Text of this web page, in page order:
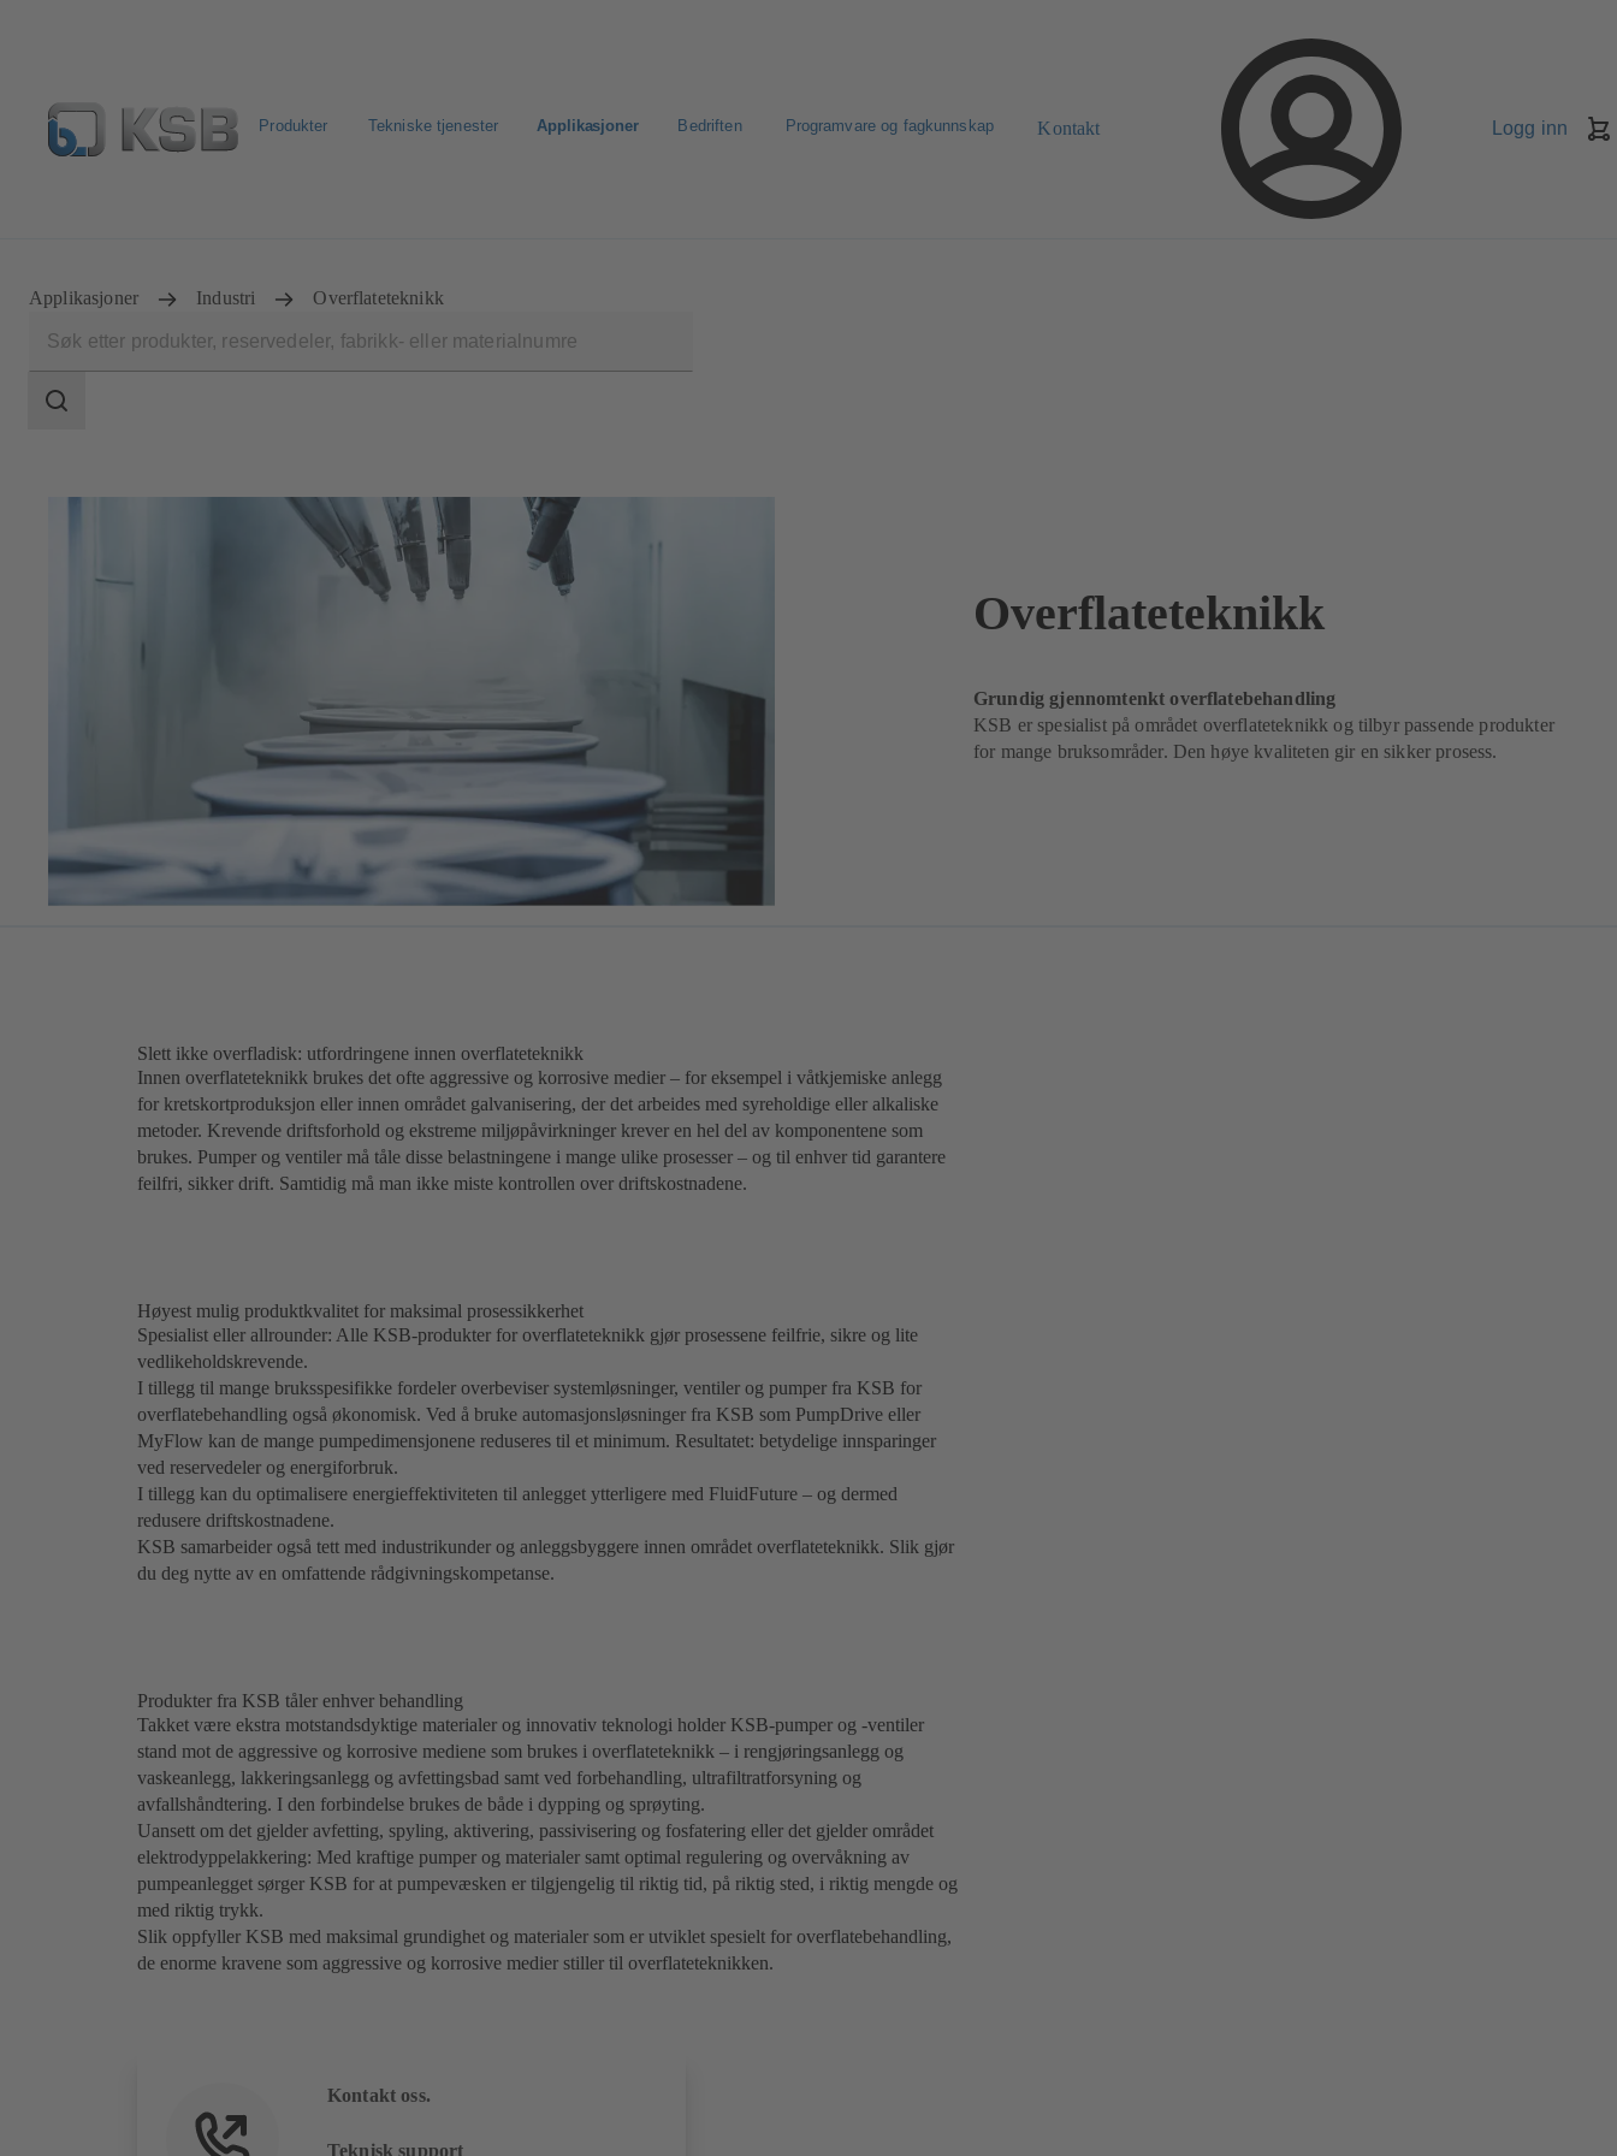
Produkter Tekniske tjenester Applikasjoner Bedriften Programvare og fagkunnskap Kontakt Logg inn
Applikasjoner Industri Overflateteknikk
Søkeområde
Overflateteknikk
Grundig gjennomtenkt overflatebehandling
KSB er spesialist på området overflateteknikk og tilbyr passende produkter
for mange bruksområder. Den høye kvaliteten gir en sikker prosess.
Slett ikke overfladisk: utfordringene innen overflateteknikk
Innen overflateteknikk brukes det ofte aggressive og korrosive medier – for eksempel i våtkjemiske anlegg
for kretskortproduksjon eller innen området galvanisering, der det arbeides med syreholdige eller alkaliske
metoder. Krevende driftsforhold og ekstreme miljøpåvirkninger krever en hel del av komponentene som
brukes. Pumper og ventiler må tåle disse belastningene i mange ulike prosesser – og til enhver tid garantere
feilfri, sikker drift. Samtidig må man ikke miste kontrollen over driftskostnadene.
Høyest mulig produktkvalitet for maksimal prosessikkerhet
Spesialist eller allrounder: Alle KSB-produkter for overflateteknikk gjør prosessene feilfrie, sikre og lite
vedlikeholdskrevende.
I tillegg til mange bruksspesifikke fordeler overbeviser systemløsninger, ventiler og pumper fra KSB for
overflatebehandling også økonomisk. Ved å bruke automasjonsløsninger fra KSB som PumpDrive eller
MyFlow kan de mange pumpedimensjonene reduseres til et minimum. Resultatet: betydelige innsparinger
ved reservedeler og energiforbruk.
I tillegg kan du optimalisere energieffektiviteten til anlegget ytterligere med FluidFuture – og dermed
redusere driftskostnadene.
KSB samarbeider også tett med industrikunder og anleggsbyggere innen området overflateteknikk. Slik gjør
du deg nytte av en omfattende rådgivningskompetanse.
Produkter fra KSB tåler enhver behandling
Takket være ekstra motstandsdyktige materialer og innovativ teknologi holder KSB-pumper og -ventiler
stand mot de aggressive og korrosive mediene som brukes i overflateteknikk – i rengjøringsanlegg og
vaskeanlegg, lakkeringsanlegg og avfettingsbad samt ved forbehandling, ultrafiltratforsyning og
avfallshåndtering. I den forbindelse brukes de både i dypping og sprøyting.
Uansett om det gjelder avfetting, spyling, aktivering, passivisering og fosfatering eller det gjelder området
elektrodyppelakkering: Med kraftige pumper og materialer samt optimal regulering og overvåkning av
pumpeanlegget sørger KSB for at pumpevæsken er tilgjengelig til riktig tid, på riktig sted, i riktig mengde og
med riktig trykk.
Slik oppfyller KSB med maksimal grundighet og materialer som er utviklet spesielt for overflatebehandling,
de enorme kravene som aggressive og korrosive medier stiller til overflateteknikken.
Kontakt oss.
Teknisk support